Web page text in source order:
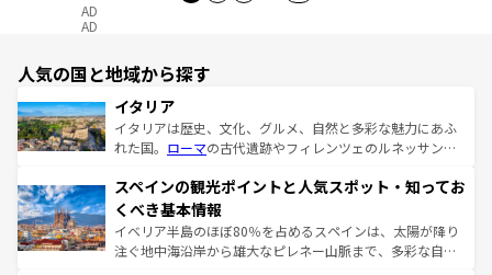
AD
AD
人気の国と地域から探す
イタリア
イタリアは歴史、文化、グルメ、自然と多彩な魅力にあふ
れた国。 ローマの古代遺跡やフィレンツェのルネッサンス
ろん、トスカーナの美しい田園風景やアマルフィ海岸の絶
景など、自然景観も見逃せない。観光の合間には、本場の
ピザやパスタなど、絶品のイタリア料理を堪能することも
できる。朝目覚めてから夜眠るまで、すべての瞬間を楽し
スペインの観光ポイントと人気スポット・知ってお
くべき基本情報
イベリア半島のほぼ80％を占めるスペインは、太陽が降り
注ぐ地中海沿岸から雄大なピレネー山脈まで、多彩な自然